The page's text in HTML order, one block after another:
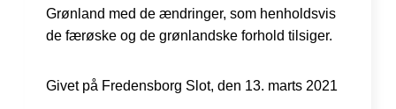
Grønland med de ændringer, som henholdsvis
de færøske og de grønlandske forhold tilsiger.
Givet på Fredensborg Slot, den 13. marts 2021